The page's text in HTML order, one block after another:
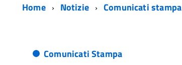
Home
Notizie Comunicati stampa
Comunicati Stampa